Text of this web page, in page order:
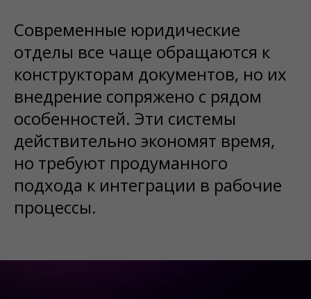
Современные юридические
отделы все чаще обращаются к
конструкторам документов, но их
внедрение сопряжено с рядом
особенностей. Эти системы
действительно экономят время,
но требуют продуманного
подхода к интеграции в рабочие
процессы.